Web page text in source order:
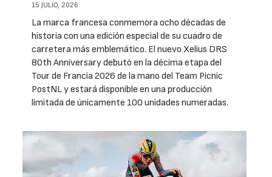
15 JULIO, 2026
La marca francesa conmemora ocho décadas de
historia con una edición especial de su cuadro de
carretera más emblemático. El nuevo Xelius DRS
80th Anniversary debutó en la décima etapa del
Tour de Francia 2026 de la mano del Team Picnic
PostNL y estará disponible en una producción
limitada de únicamente 100 unidades numeradas.